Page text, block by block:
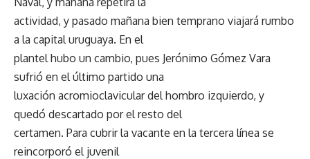
actividad, y pasado mañana bien temprano viajará rumbo
a la capital uruguaya. En el
plantel hubo un cambio, pues Jerónimo Gómez Vara
sufrió en el último partido una
luxación acromioclavicular del hombro izquierdo, y
quedó descartado por el resto del
certamen. Para cubrir la vacante en la tercera línea se
reincorporó el juvenil